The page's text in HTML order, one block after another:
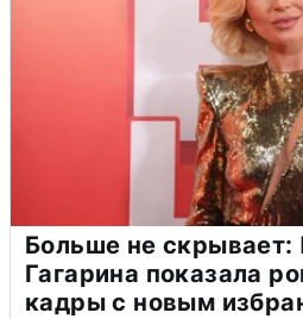
Больше не скрывает:
Гагарина показала
кадры с новым